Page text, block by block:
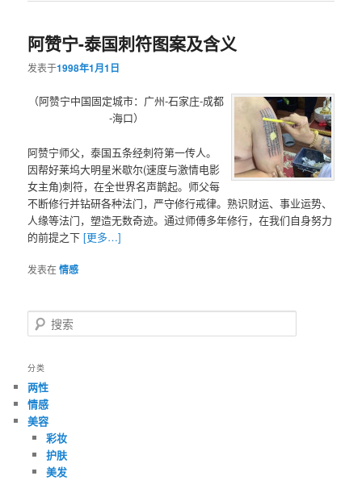
阿赞宁-泰国刺符图案及含义
发表于1998年1月1日
（阿赞宁中国固定城市：广州-石家庄-成都
-海口）
阿赞宁师父，泰国五条经刺符第一传人。
因帮好莱坞大明星米歇尔(速度与激情电影
女主角)刺符，在全世界名声鹊起。师父每
不断修行并钻研各种法门，严守修行戒律。熟识财运、事业运势、
人缘等法门，塑造无数奇迹。通过师傅多年修行，在我们自身努力
的前提之下[更多…]
发表在情感
搜
索
分类
两性
情感
美容
彩妆
护肤
美发